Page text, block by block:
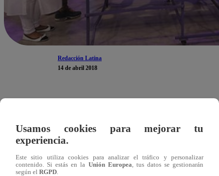
Redacción Latina
14 de abril 2018
En la más reciente edición de ‘Tunait’, los tres
arranca este sábado a las 10:00 p.m. Ellos participaron
los televidentes.
Usamos cookies para mejorar tu
experiencia.
Este sitio utiliza cookies para analizar el tráfico y personalizar
contenido. Si estás en la Unión Europea , tus datos se gestionarán
según el RGPD